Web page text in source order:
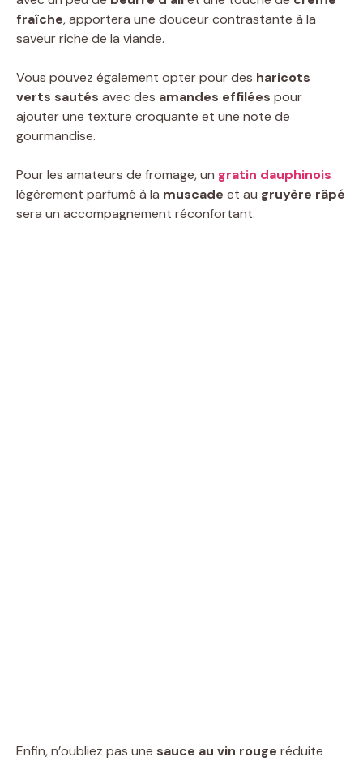
fraîche, apportera une douceur contrastante à la
saveur riche de la viande.
Vous pouvez également opter pour des haricots
verts sautés avec des amandes effilées pour
ajouter une texture croquante et une note de
gourmandise.
Pour les amateurs de fromage, un gratin dauphinois
légèrement parfumé à la muscade et au gruyère râpé
sera un accompagnement réconfortant.
Enfin, n’oubliez pas une sauce au vin rouge réduite